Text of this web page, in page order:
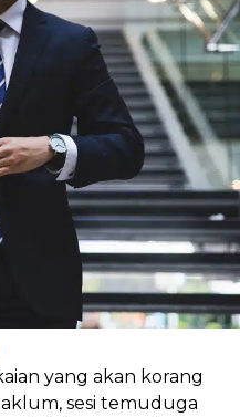
yang akan korang
sesi temuduga